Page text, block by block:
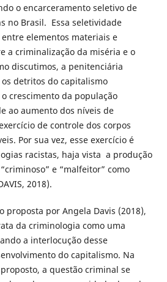
o encarceramento seletivo de
no Brasil. Essa seletividade
elementos materiais e
a criminalização da miséria e o
discutimos, a penitenciária
detritos do capitalismo
crescimento da população
ao aumento dos níveis de
de controle dos corpos
Por sua vez, esse exercício é
racistas, haja vista a produção
e “malfeitor” como
2018).
proposta por Angela Davis (2018),
da criminologia como uma
a interlocução desse
do capitalismo. Na
a questão criminal se